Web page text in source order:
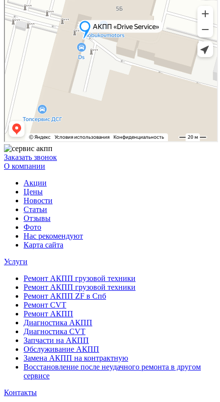
Заказать звонок
О компании
Акции
Цены
Новости
Статьи
Отзывы
Фото
Нас рекомендуют
Карта сайта
Услуги
Ремонт АКПП грузовой техники
Ремонт АКПП грузовой техники
Ремонт АКПП ZF в Спб
Ремонт CVT
Ремонт AКПП
Диагностика АКПП
Диагностика CVT
Запчасти на АКПП
Обслуживание АКПП
Замена АКПП на контрактную
Восстановление после неудачного ремонта в другом
сервисе
Контакты